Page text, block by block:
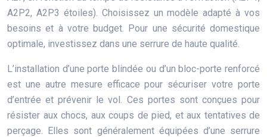
A2P2, A2P3 étoiles). Choisissez un modèle adapté à vos
besoins et à votre budget. Pour une sécurité domestique
optimale, investissez dans une serrure de haute qualité.
L’installation d’une porte blindée ou d’un bloc-porte renforcé
est une autre mesure efficace pour sécuriser votre porte
d’entrée et prévenir le vol. Ces portes sont conçues pour
résister aux chocs, aux coups de pied, et aux tentatives de
perçage. Elles sont généralement équipées d’une serrure